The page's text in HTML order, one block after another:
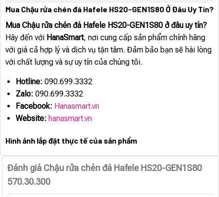
Mua Chậu rửa chén đá Hafele HS20-GEN1S80 Ở Đâu Uy Tín?
Mua Chậu rửa chén đá Hafele HS20-GEN1S80 ở đâu uy tín?
Hãy đến với HanaSmart, nơi cung cấp sản phẩm chính hãng
với giá cả hợp lý và dịch vụ tận tâm. Đảm bảo bạn sẽ hài lòng
với chất lượng và sự uy tín của chúng tôi.
Hotline: 090.699.3332
Zalo: 090.699.3332
Facebook: Hanasmart.vn
Website: hanasmart.vn
Hình ảnh lắp đặt thực tế của sản phẩm
Đánh giá Chậu rửa chén đá Hafele HS20-GEN1S80
570.30.300